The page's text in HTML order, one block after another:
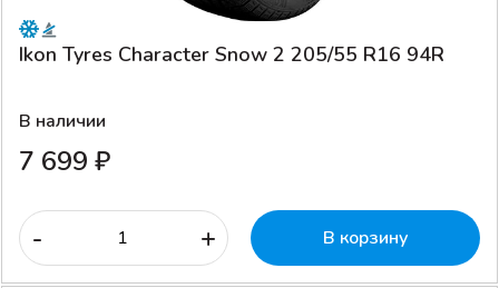
Ikon Tyres Character Snow 2 205/55 R16 94R
В наличии
7 699 ₽
- + В корзину